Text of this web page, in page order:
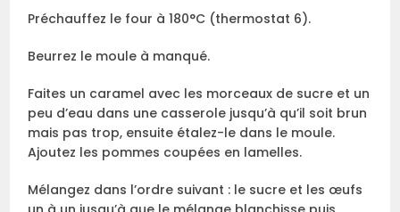
Préchauffez le four à 180°C (thermostat 6).
Beurrez le moule à manqué.
Faites un caramel avec les morceaux de sucre et un
peu d’eau dans une casserole jusqu’à qu’il soit brun
mais pas trop, ensuite étalez-le dans le moule.
Ajoutez les pommes coupées en lamelles.
Mélangez dans l’ordre suivant : le sucre et les œufs